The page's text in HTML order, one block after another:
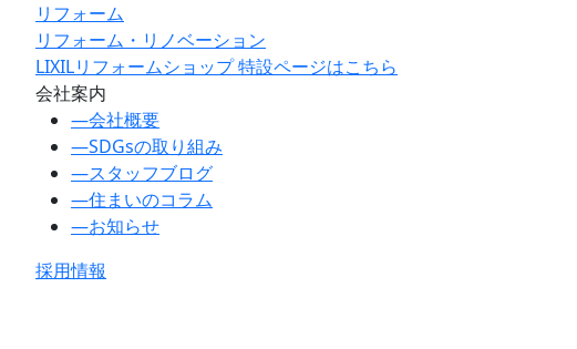
リフォーム
リフォーム・リノベーション
LIXILリフォームショップ 特設ページはこちら
会社案内
―会社概要
―SDGsの取り組み
―スタッフブログ
―住まいのコラム
―お知らせ
採用情報